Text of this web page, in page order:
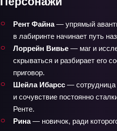
Рент Файна— упрямый
в лабиринте начинает путь
Лоррейн Вивье — маг и
скрываться и разбирает его
приговор.
Шейла Ибарсс — сотрудница
и сочувствие постоянно
Ренте.
Рина— новичок, ради